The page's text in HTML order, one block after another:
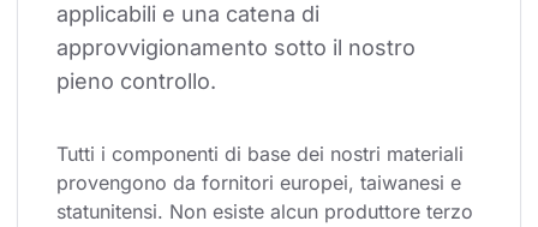
applicabili e una catena di
approvvigionamento sotto il nostro
pieno controllo.
Tutti i componenti di base dei nostri materiali
provengono da fornitori europei, taiwanesi e
statunitensi. Non esiste alcun produttore terzo